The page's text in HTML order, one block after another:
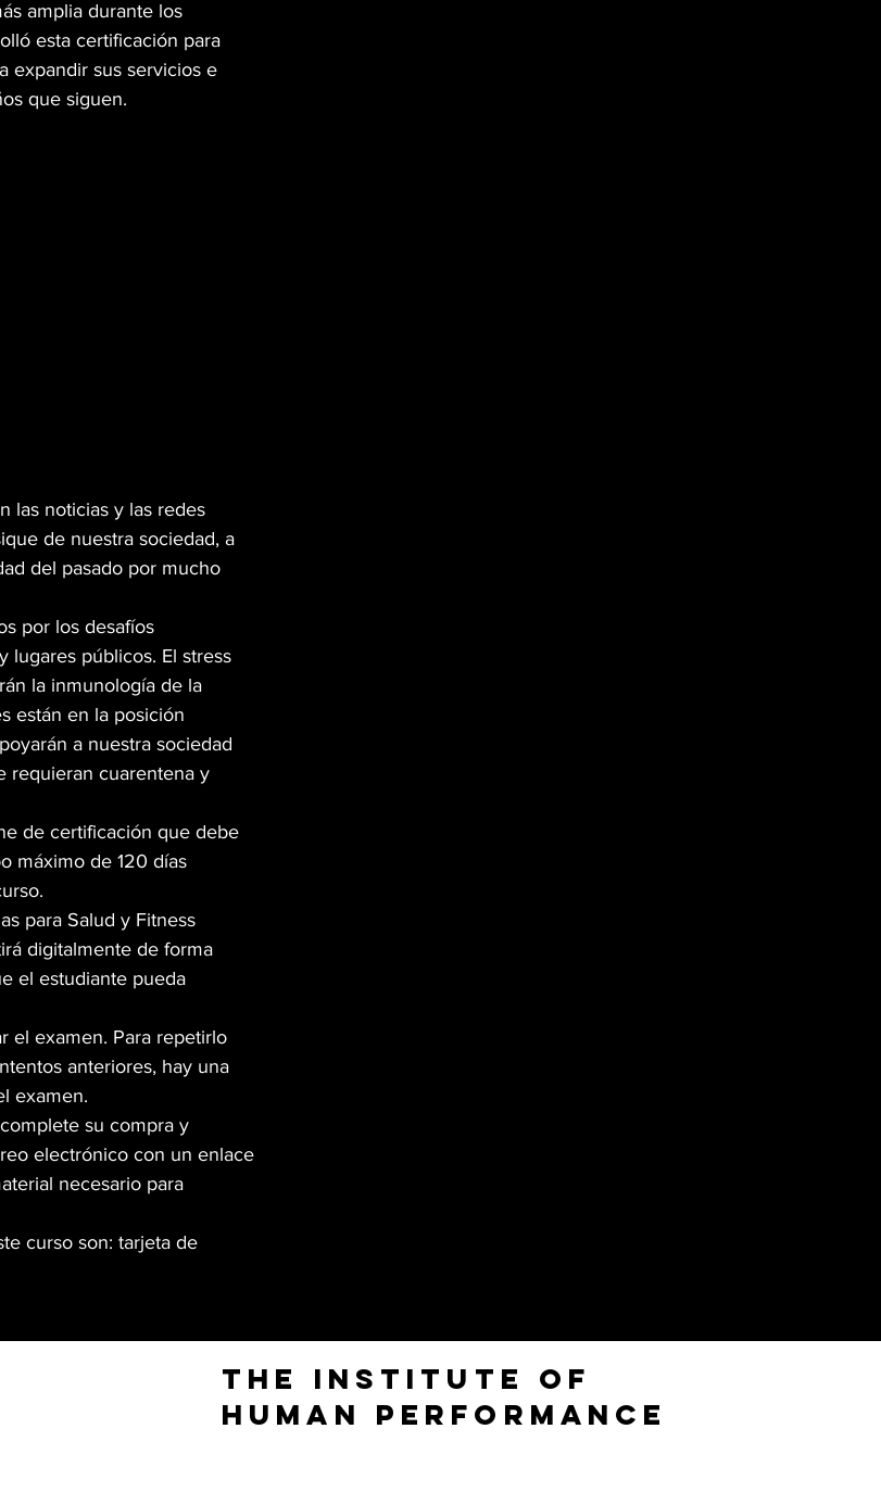
amplia durante los
esta certificación para
expandir sus servicios e
que siguen.
las noticias y las redes
de nuestra sociedad, a
del pasado por mucho
por los desafíos
lugares públicos. El stress
la inmunología de la
están en la posición
a nuestra sociedad
requieran cuarentena y
de certificación que debe
máximo de 120 días
para Salud y Fitness
digitalmente de forma
el estudiante pueda
el examen. Para repetirlo
anteriores, hay una
examen.
su compra y
electrónico con un enlace
necesario para
curso son: tarjeta de
The Institute of
Human Performance